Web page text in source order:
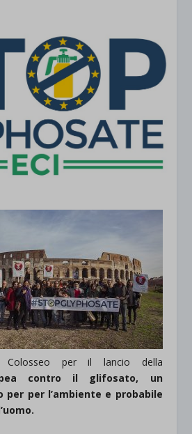
Colosseo per il lancio della
contro il glifosato, un
per per l’ambiente e probabile